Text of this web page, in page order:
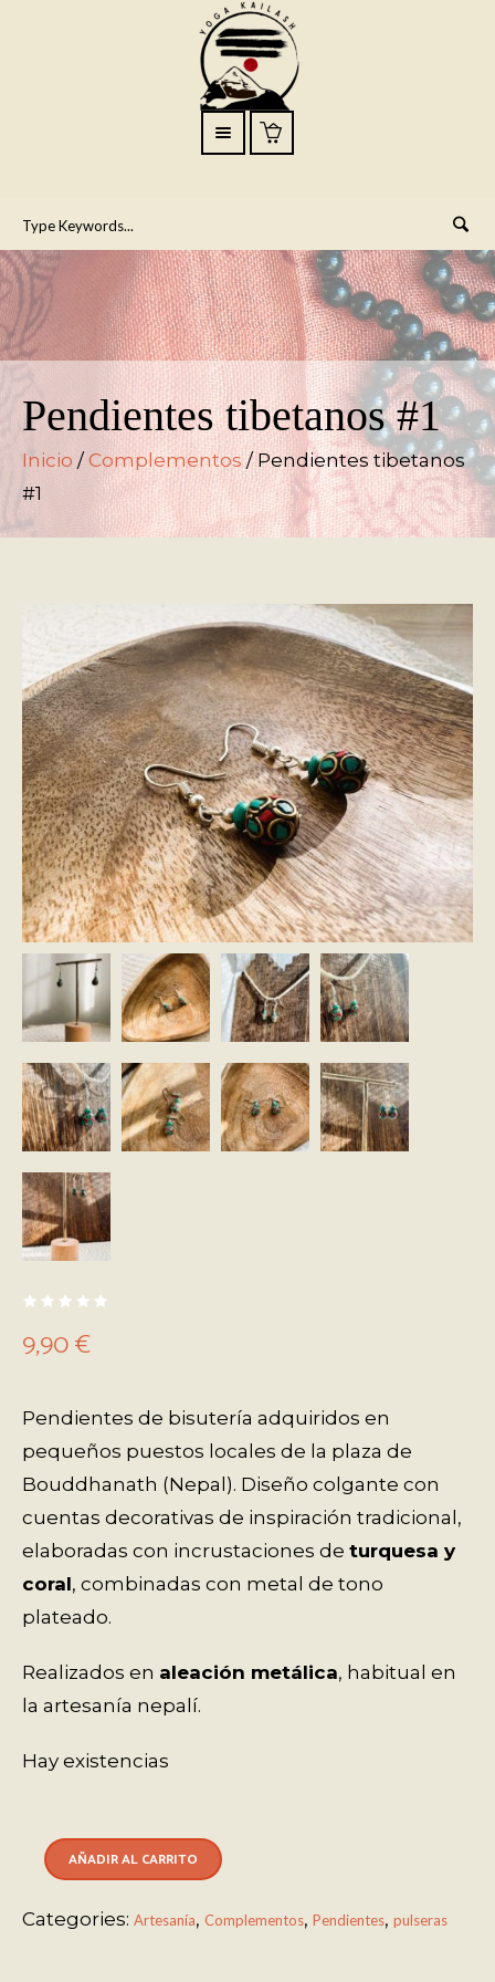
Pendientes tibetanos #1
Inicio / Complementos/ Pendientes tibetanos
#1
9,90€
Pendientes de bisutería adquiridos en
pequeños puestos locales de la plaza de
Bouddhanath (Nepal). Diseño colgante con
cuentas decorativas de inspiración tradicional,
elaboradas con incrustaciones de turquesa y
coral, combinadas con metal de tono
plateado.
Realizados en aleación metálica, habitual en
la artesanía nepalí.
Hay existencias
AÑADIR AL CARRITO
Categories: Artesanía, Complementos, Pendientes, pulseras